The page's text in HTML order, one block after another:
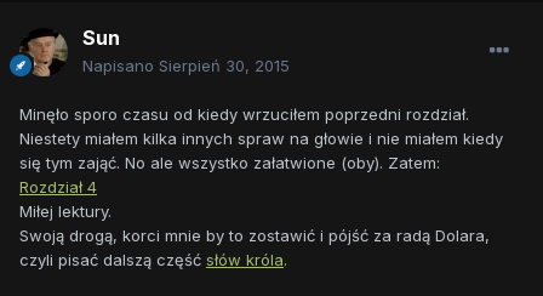
Sun
Napisano Sierpień 30, 2015
Minęło sporo czasu od kiedy wrzuciłem poprzedni rozdział.
Niestety miałem kilka innych spraw na głowie i nie miałem kiedy
się tym zająć. No ale wszystko załatwione (oby). Zatem:
Rozdział 4
Miłej lektury.
Swoją drogą, korci mnie by to zostawić i pójść za radą Dolara,
czyli pisać dalszą część słów króla.